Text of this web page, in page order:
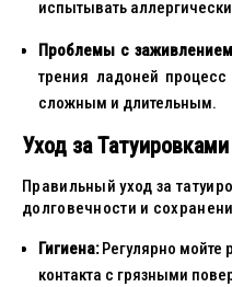
испытывать
Проблемы с
трения ладоней
сложным и длительным.
Уход за
Правильный уход за
долговечности и
Гигиена:Регулярно мойте
контакта с грязными